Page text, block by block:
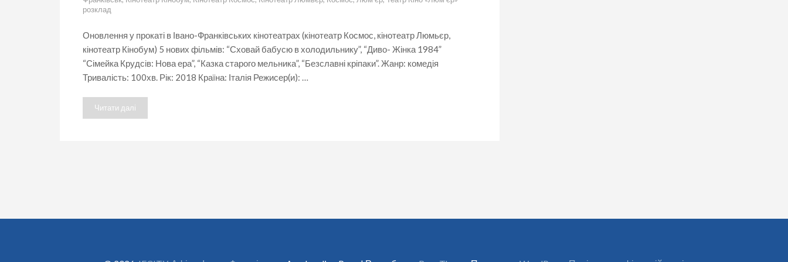
–
Жінка
“Сімейка
Крудсів:
розклад
Оновлення у прокаті в Івано-Франківських кінотеатрах (кінотеатр Космос, кінотеатр Люмьєр,
кінотеатр Кінобум) 5 нових фільмів: “Сховай бабусю в холодильнику”, “Диво- Жінка 1984”
“Сімейка Крудсів: Нова ера”, “Казка старого мельника”, “Безславні кріпаки”. Жанр: комедія
Тривалість: 100хв. Рік: 2018 Країна: Італія Режисер(и): …
Читати далі